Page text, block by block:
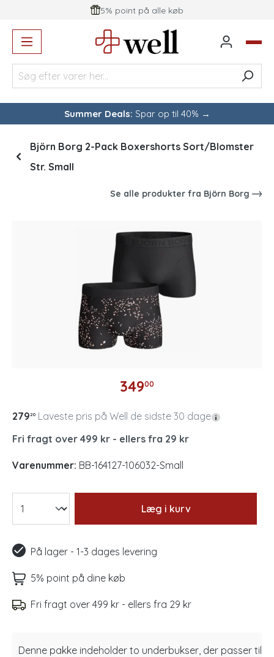
5% point på alle køb
Summer Deals: Spar op til 40% →
Björn Borg 2-Pack Boxershorts Sort/Blomster
Str. Small
Se alle produkter fra Björn Borg
34900
27920 Laveste pris på Well de sidste 30 dage
Fri fragt over 499 kr - ellers fra 29 kr
Varenummer: BB-164127-106032-Small
Læg i kurv
På lager - 1-3 dages levering
5% point på dine køb
Fri fragt over 499 kr - ellers fra 29 kr
Denne pakke indeholder to underbukser, der passer til